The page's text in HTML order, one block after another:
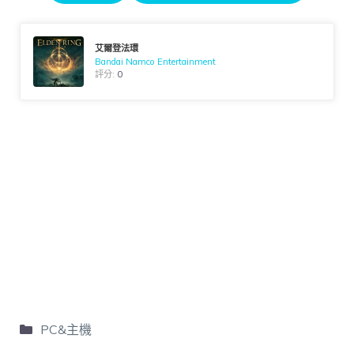
艾爾登法環
Bandai Namco Entertainment
評分: 0
PC&主機